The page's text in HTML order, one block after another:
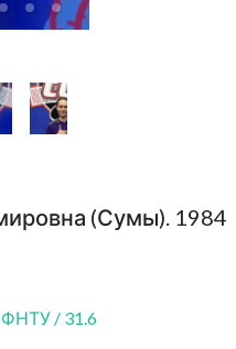
(Сумы). 1984
ФНТУ / 31.6